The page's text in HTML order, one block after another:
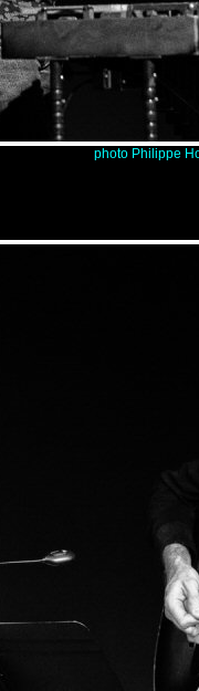
photo Philippe